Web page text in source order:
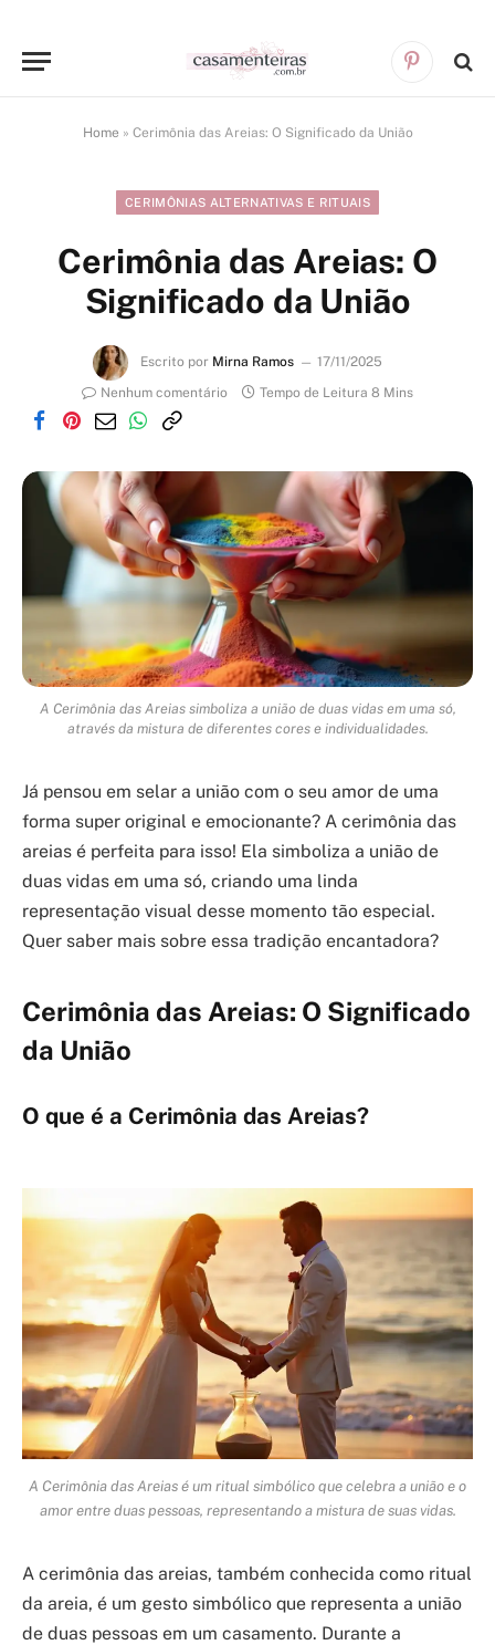
Pinterest
Home » Cerimônia das Areias: O Significado da União
CERIMÔNIAS ALTERNATIVAS E RITUAIS
Cerimônia das Areias: O
Significado da União
Escrito por Mirna Ramos
17/11/2025
Nenhum comentário
Tempo de Leitura 8 Mins
A Cerimônia das Areias simboliza a união de duas vidas em uma só,
através da mistura de diferentes cores e individualidades.
Já pensou em selar a união com o seu amor de uma
forma super original e emocionante? A cerimônia das
areias é perfeita para isso! Ela simboliza a união de
duas vidas em uma só, criando uma linda
representação visual desse momento tão especial.
Quer saber mais sobre essa tradição encantadora?
Cerimônia das Areias: O Significado
da União
O que é a Cerimônia das Areias?
A Cerimônia das Areias é um ritual simbólico que celebra a união e o
amor entre duas pessoas, representando a mistura de suas vidas.
A cerimônia das areias, também conhecida como ritual
da areia, é um gesto simbólico que representa a união
de duas pessoas em um casamento. Durante a